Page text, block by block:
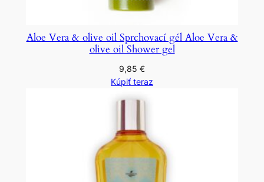
Aloe Vera & olive oil Sprchovací gél Aloe Vera &
olive oil Shower gel
9,85 €
Kúpiť teraz